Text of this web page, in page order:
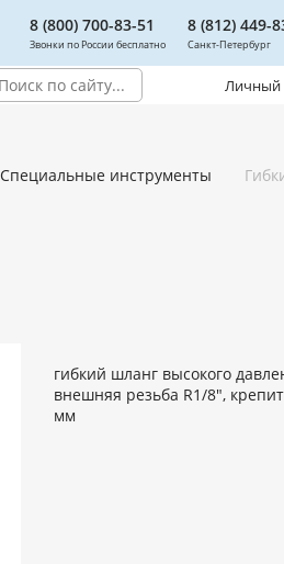
8 (800) 700-83-51
Звонки по России бесплатно
8 (812) 449-
Санкт-Петербург
Личный
Специальные инструменты
гибкий шланг высокого
внешняя резьба R1/8",
мм